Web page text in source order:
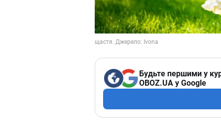
Будьте першими у
OBOZ.UA у Google